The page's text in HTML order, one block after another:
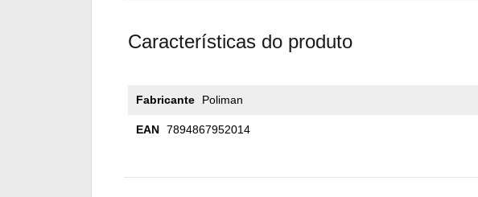
Características do produto
Fabricante Poliman
EAN 7894867952014